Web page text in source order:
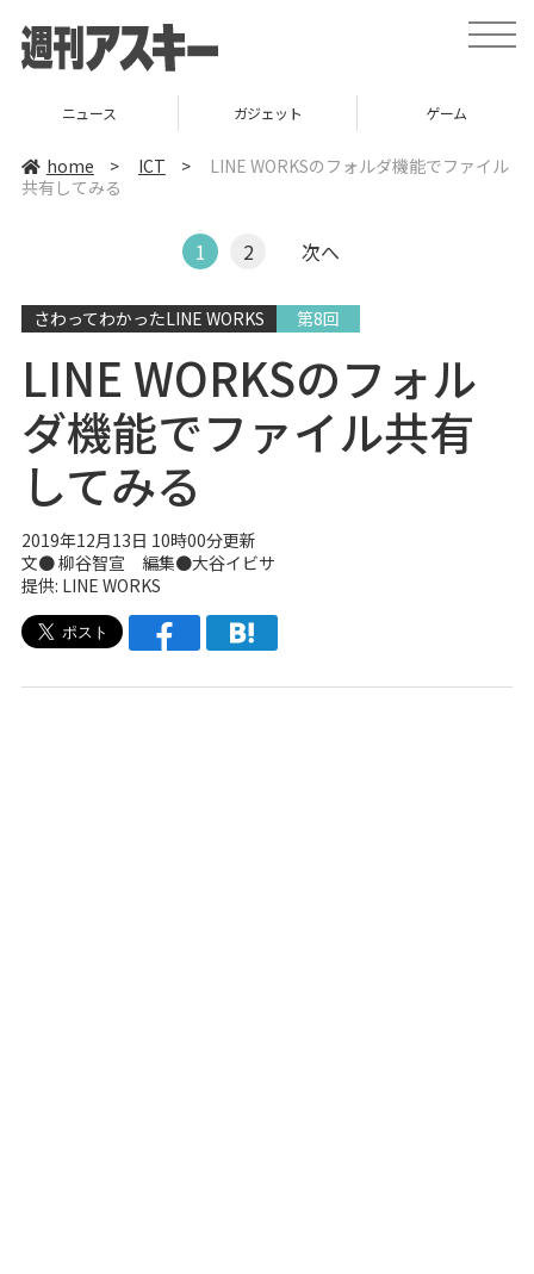
t
o
v
ニュース ガジェット ゲーム
home > ICT >
LINE WORKSのフォルダ機能でファイル
共有してみる
1 2 次へ
さわってわかったLINE WORKS 第8回
LINE WORKSのフォル
ダ機能でファイル共有
してみる
2019年12月13日 10時00分更新
文● 柳谷智宣 編集●大谷イビサ
提供: LINE WORKS